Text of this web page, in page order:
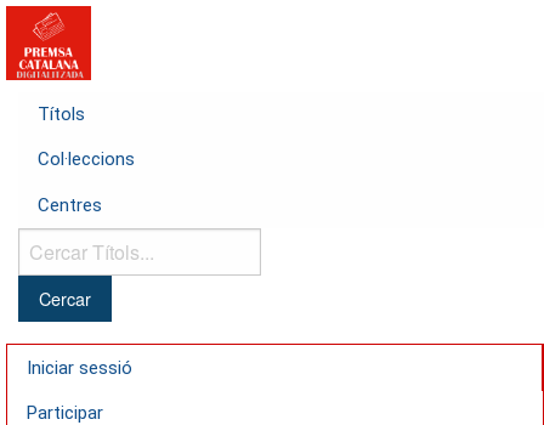
Títols
Col·leccions
Centres
Cercar
Títols...
Iniciar sessió
Participar